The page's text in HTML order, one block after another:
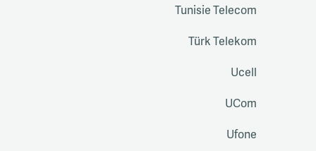
Tunisie Telecom
Türk Telekom
Ucell
UCom
Ufone